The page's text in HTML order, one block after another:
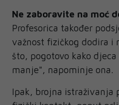
Ne zaboravite na moć
Profesorica također
važnost fizičkog dodira i
što, pogotovo kako
manje", napominje ona.
Ipak, brojna istraživanja